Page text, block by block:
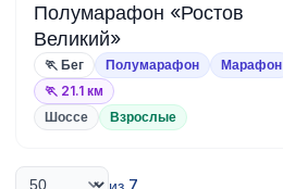
Полумарафон «Ростов
Великий»
🏃 Бег Полумарафон
Марафон
🏃 21.1 км
Шоссе Взрослые
из 7